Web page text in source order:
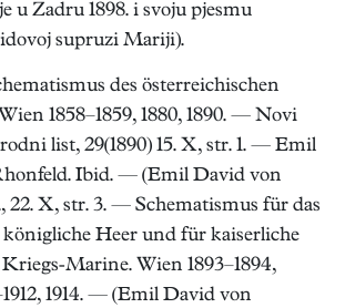
u Zadru 1898. i svoju pjesmu
supruzi Mariji).
des österreichischen
1858–1859, 1880, 1890. — Novi
list, 29(1890) 15. X, str. 1. — Emil
Ibid. — (Emil David von
22. X, str. 3. — Schematismus für das
Heer und für kaiserliche
Marine. Wien 1893–1894,
1914. — (Emil David von